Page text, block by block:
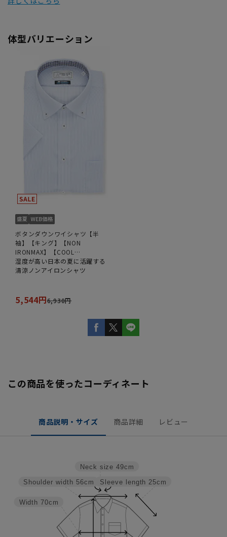
体型バリエーション
ボタンダウンワイシャツ【半
袖】【キング】【NON
IRONMAX】【COOL
TECHNOLOGY】
湿度が高い日本の夏に活躍する
清涼ノンアイロンシャツ
5,544円6,930円
この商品を使ったコーディネート
商品説明・サイズ 商品詳細 レビュー
Sleeve length 25cm
Neck size 49cm
Width 70cm
Shoulder width 56cm